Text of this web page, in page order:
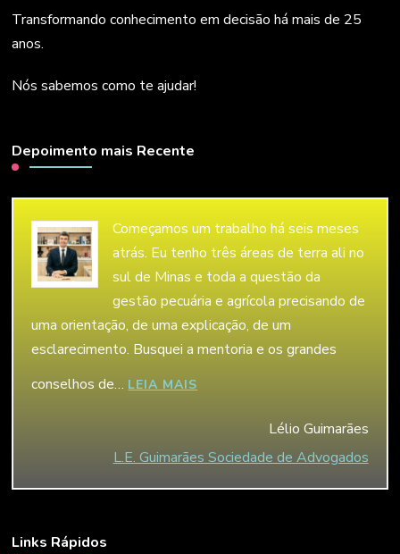
Transformando conhecimento em decisão há mais de 25
anos.
Nós sabemos como te ajudar!
Depoimento mais Recente
Começamos um trabalho há seis meses
atrás. Eu tenho três áreas de terra ali no
sul de Minas e toda a questão da
gestão pecuária e agrícola precisando de
uma orientação, de uma explicação, de um
esclarecimento. Busquei a mentoria e os grandes
conselhos de… LEIA MAIS
Lélio Guimarães
L.E. Guimarães Sociedade de Advogados
Links Rápidos